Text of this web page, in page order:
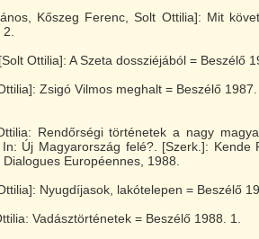
Kőszeg Ferenc, Solt Ottilia]: Mit
Ottilia]: A Szeta dossziéjából = Beszélő
Zsigó Vilmos meghalt = Beszélő
Rendőrségi történetek a nagy
Új Magyarország felé?. [Szerk.]: Kende
Dialogues Européennes, 1988.
Nyugdíjasok, lakótelepen = Beszélő
Vadásztörténetek = Beszélő 1988. 1.